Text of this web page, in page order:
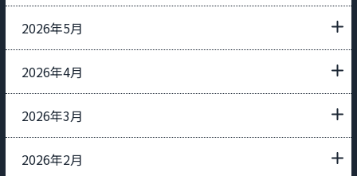
2026年5月
2026年4月
2026年3月
2026年2月